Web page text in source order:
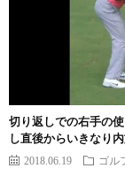
切り返しでの右手の
し直後からいきなり
2018.06.19 ゴル